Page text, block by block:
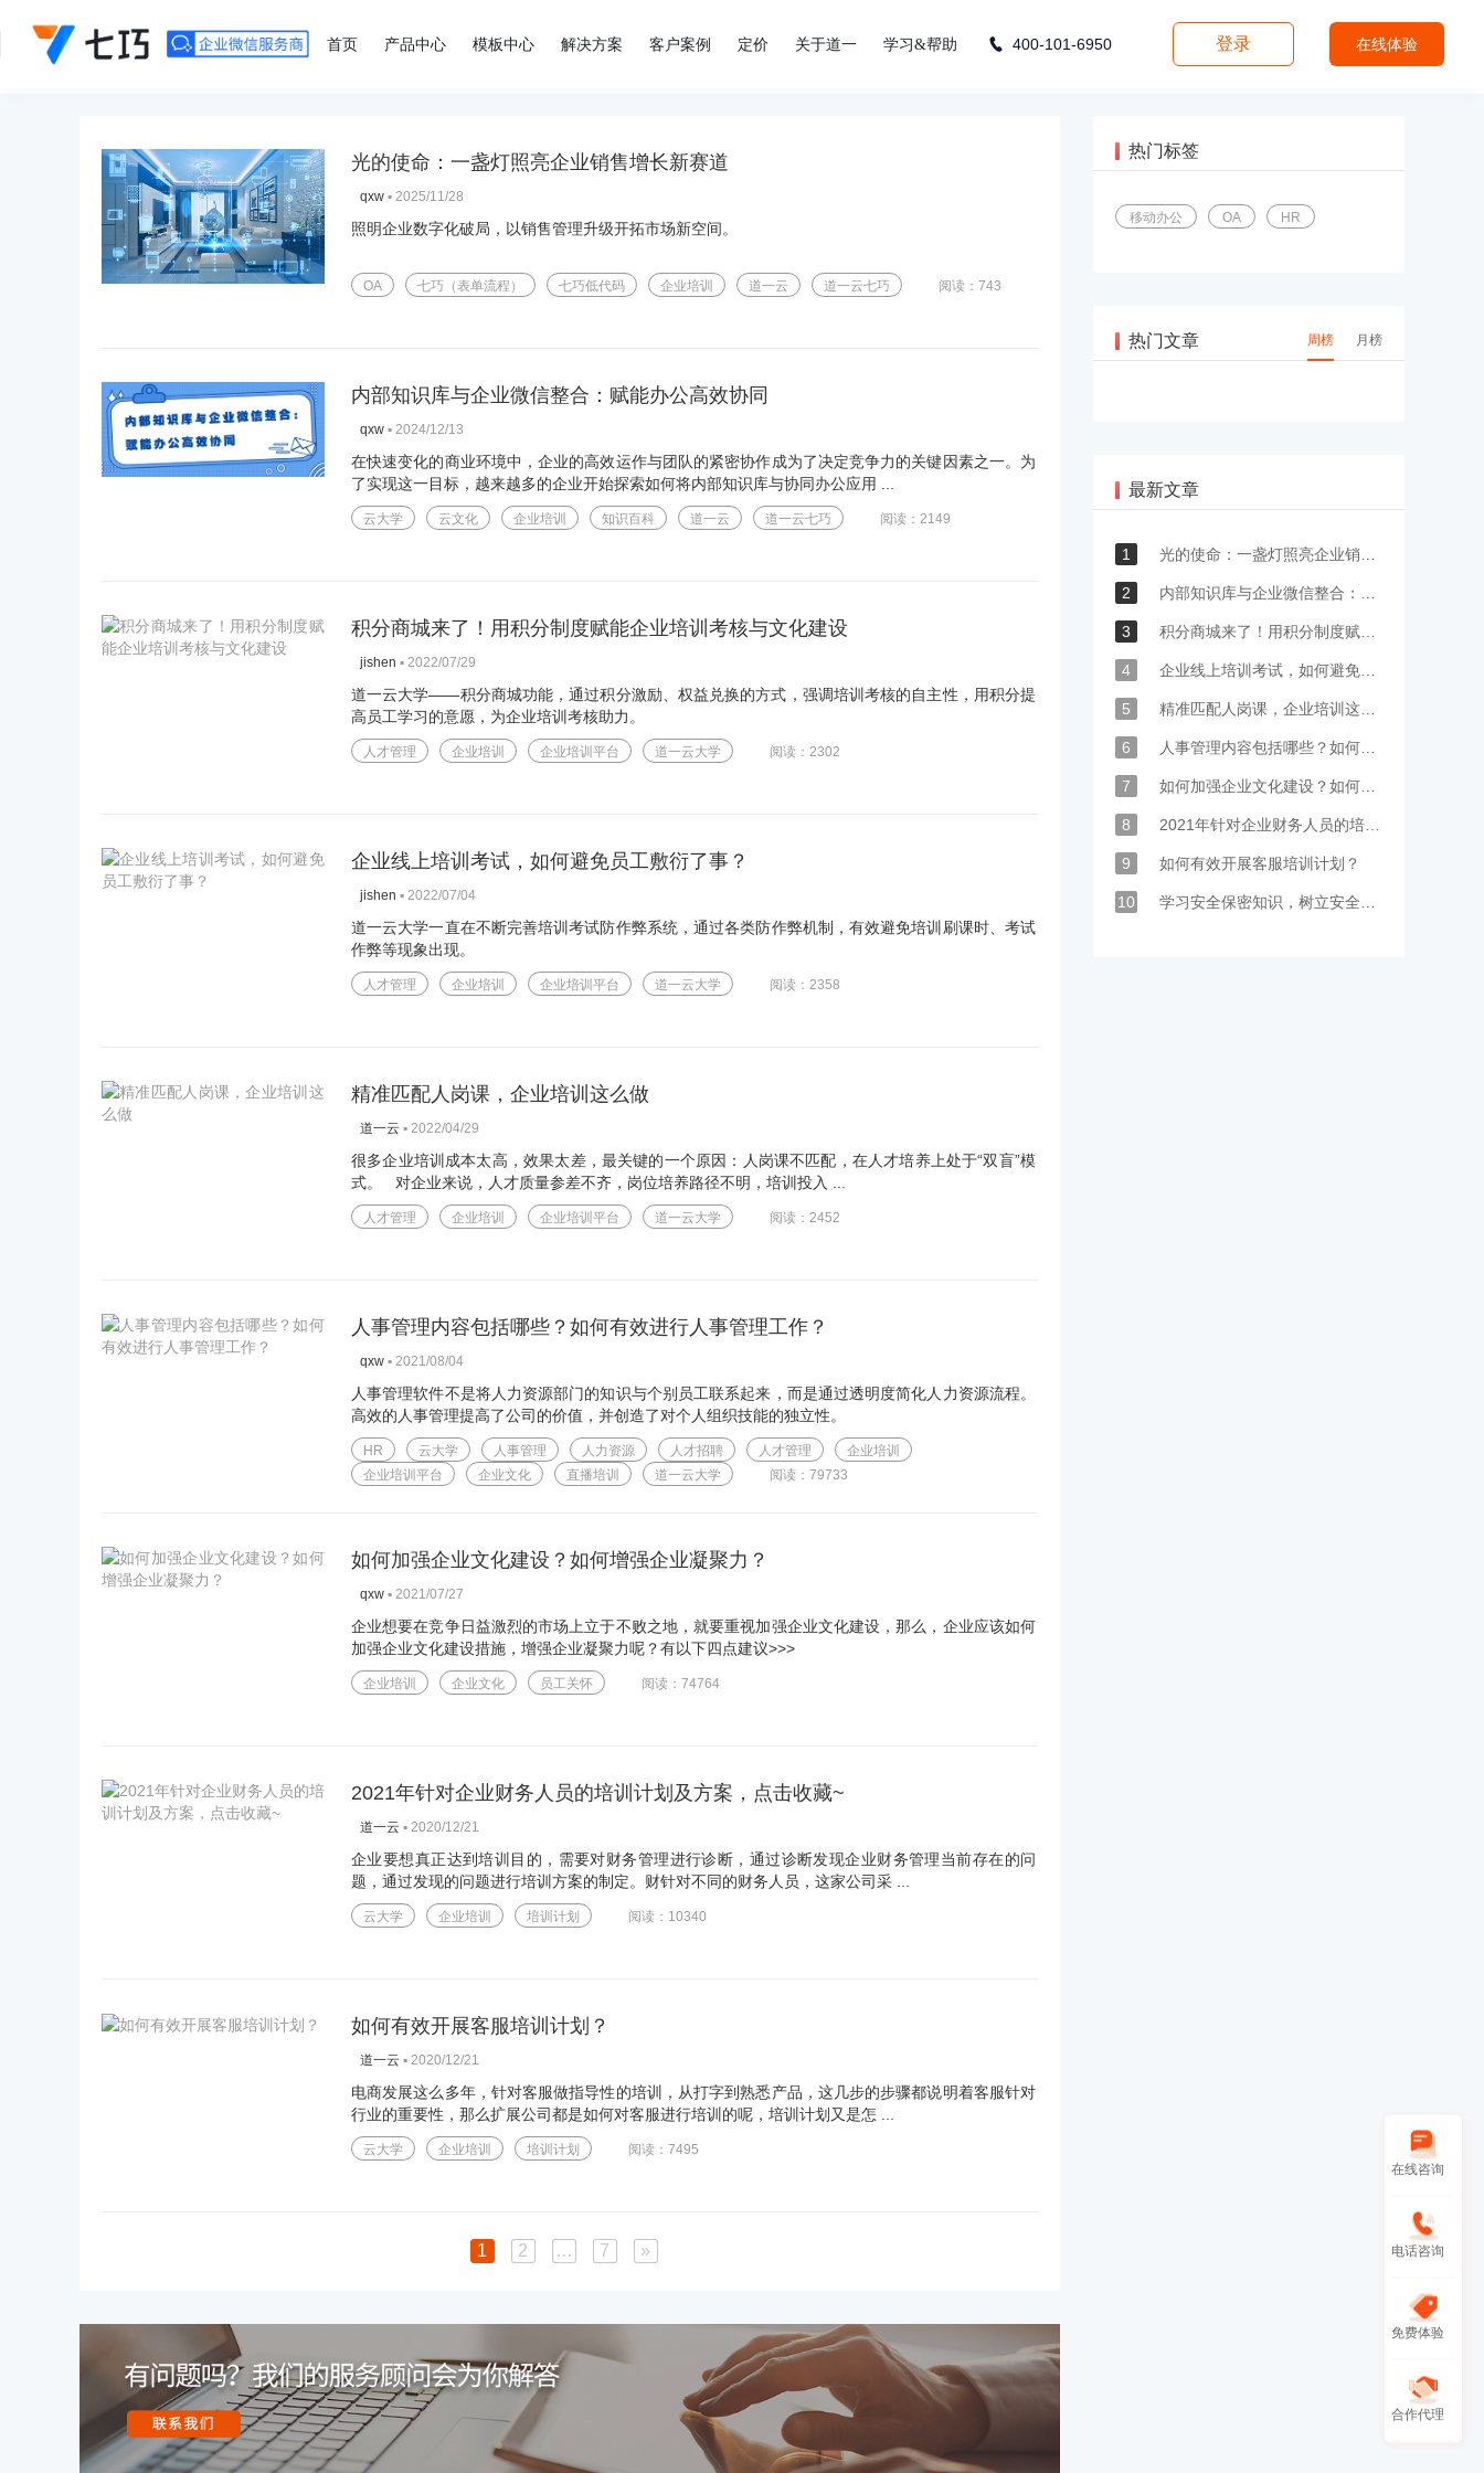
首页 产品中心 模板中心 解决方案 客户案例 定价 关于道一 学习&帮助 400-101-6950 登录 在线体验
光的使命：一盏灯照亮企业销售增长新赛道
qxw ▪ 2025/11/28
照明企业数字化破局，以销售管理升级开拓市场新空间。
OA 七巧（表单流程） 七巧低代码 企业培训 道一云 道一云七巧 阅读：743
内部知识库与企业微信整合：赋能办公高效协同
qxw ▪ 2024/12/13
在快速变化的商业环境中，企业的高效运作与团队的紧密协作成为了决定竞争力的关键因素之一。为
了实现这一目标，越来越多的企业开始探索如何将内部知识库与协同办公应用 ...
云大学 云文化 企业培训 知识百科 道一云 道一云七巧 阅读：2149
积分商城来了！用积分制度赋能企业培训考核与文化建设
jishen ▪ 2022/07/29
道一云大学——积分商城功能，通过积分激励、权益兑换的方式，强调培训考核的自主性，用积分提
高员工学习的意愿，为企业培训考核助力。
人才管理 企业培训 企业培训平台 道一云大学 阅读：2302
企业线上培训考试，如何避免员工敷衍了事？
jishen ▪ 2022/07/04
道一云大学一直在不断完善培训考试防作弊系统，通过各类防作弊机制，有效避免培训刷课时、考试
作弊等现象出现。
人才管理 企业培训 企业培训平台 道一云大学 阅读：2358
精准匹配人岗课，企业培训这么做
道一云 ▪ 2022/04/29
很多企业培训成本太高，效果太差，最关键的一个原因：人岗课不匹配，在人才培养上处于“双盲”模
式。 对企业来说，人才质量参差不齐，岗位培养路径不明，培训投入 ...
人才管理 企业培训 企业培训平台 道一云大学 阅读：2452
人事管理内容包括哪些？如何有效进行人事管理工作？
qxw ▪ 2021/08/04
人事管理软件不是将人力资源部门的知识与个别员工联系起来，而是通过透明度简化人力资源流程。
高效的人事管理提高了公司的价值，并创造了对个人组织技能的独立性。
HR 云大学 人事管理 人力资源 人才招聘 人才管理
企业培训
企业培训平台
企业文化 直播培训 道一云大学 阅读：79733
如何加强企业文化建设？如何增强企业凝聚力？
qxw ▪ 2021/07/27
企业想要在竞争日益激烈的市场上立于不败之地，就要重视加强企业文化建设，那么，企业应该如何
加强企业文化建设措施，增强企业凝聚力呢？有以下四点建议>>>
企业培训 企业文化 员工关怀 阅读：74764
2021年针对企业财务人员的培训计划及方案，点击收藏~
道一云 ▪ 2020/12/21
企业要想真正达到培训目的，需要对财务管理进行诊断，通过诊断发现企业财务管理当前存在的问
题，通过发现的问题进行培训方案的制定。财针对不同的财务人员，这家公司采 ...
云大学 企业培训 培训计划 阅读：10340
如何有效开展客服培训计划？
道一云 ▪ 2020/12/21
电商发展这么多年，针对客服做指导性的培训，从打字到熟悉产品，这几步的步骤都说明着客服针对
行业的重要性，那么扩展公司都是如何对客服进行培训的呢，培训计划又是怎 ...
云大学 企业培训 培训计划 阅读：7495
1 2 … 7 »
热门标签
移动办公 OA HR
热门文章 周榜 月榜
最新文章
1 光的使命：一盏灯照亮企业销售增长新赛道
2 内部知识库与企业微信整合：赋能办公高效协同
3 积分商城来了！用积分制度赋能企业培训考核与文化建设
4 企业线上培训考试，如何避免员工敷衍了事？
5 精准匹配人岗课，企业培训这么做
6 人事管理内容包括哪些？如何有效进行人事管理工作？
7 如何加强企业文化建设？如何增强企业凝聚力？
8 2021年针对企业财务人员的培训计划及方案，点击收藏~
9 如何有效开展客服培训计划？
10 学习安全保密知识，树立安全保密意识
在线咨询
电话咨询
免费体验
合作代理